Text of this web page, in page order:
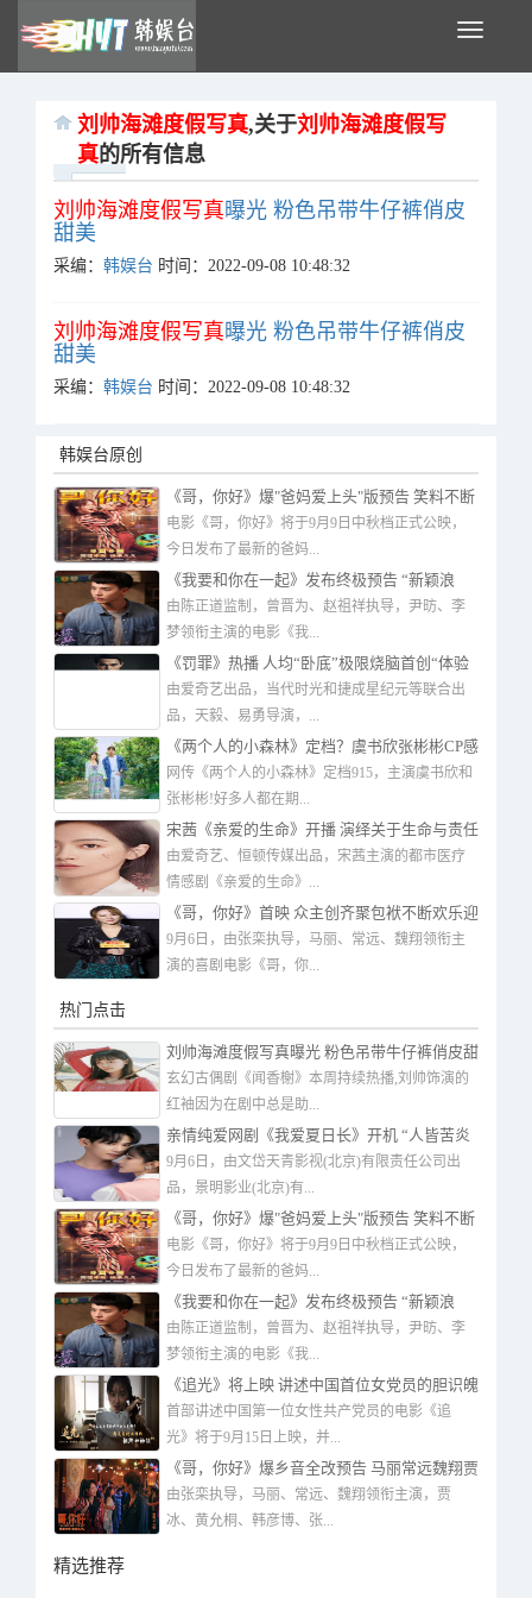
Toggle
刘帅海滩度假写真,关于刘帅海滩度假写
真的所有信息
刘帅海滩度假写真曝光 粉色吊带牛仔裤俏皮
甜美
采编： 韩娱台 时间：2022-09-08 10:48:32
刘帅海滩度假写真曝光 粉色吊带牛仔裤俏皮
甜美
采编： 韩娱台 时间：2022-09-08 10:48:32
韩娱台原创
《哥，你好》爆"爸妈爱上头"版预告 笑料不断
中秋必备快乐加倍
电影《哥，你好》将于9月9日中秋档正式公映，
今日发布了最新的爸妈...
《我要和你在一起》发布终极预告 “新颖浪
漫，爱有回音”引燃观众期待
由陈正道监制，曾晋为、赵祖祥执导，尹昉、李
梦领衔主演的电影《我...
《罚罪》热播 人均“卧底”极限烧脑首创“体验
式查案”
由爱奇艺出品，当代时光和捷成星纪元等联合出
品，天毅、易勇导演，...
《两个人的小森林》定档？虞书欣张彬彬CP感
如何？
网传《两个人的小森林》定档915，主演虞书欣和
张彬彬!好多人都在期...
宋茜《亲爱的生命》开播 演绎关于生命与责任
的“新生”故事
由爱奇艺、恒顿传媒出品，宋茜主演的都市医疗
情感剧《亲爱的生命》...
《哥，你好》首映 众主创齐聚包袱不断欢乐迎
中秋
9月6日，由张栾执导，马丽、常远、魏翔领衔主
演的喜剧电影《哥，你...
热门点击
刘帅海滩度假写真曝光 粉色吊带牛仔裤俏皮甜
美
玄幻古偶剧《闻香榭》本周持续热播,刘帅饰演的
红袖因为在剧中总是助...
亲情纯爱网剧《我爱夏日长》开机 “人皆苦炎
热我爱夏日长”
9月6日，由文岱天青影视(北京)有限责任公司出
品，景明影业(北京)有...
《哥，你好》爆"爸妈爱上头"版预告 笑料不断
中秋必备快乐加倍
电影《哥，你好》将于9月9日中秋档正式公映，
今日发布了最新的爸妈...
《我要和你在一起》发布终极预告 “新颖浪
漫，爱有回音”引燃观众期待
由陈正道监制，曾晋为、赵祖祥执导，尹昉、李
梦领衔主演的电影《我...
《追光》将上映 讲述中国首位女党员的胆识魄
力
首部讲述中国第一位女性共产党员的电影《追
光》将于9月15日上映，并...
《哥，你好》爆乡音全改预告 马丽常远魏翔贾
冰奉上喜剧盛宴
由张栾执导，马丽、常远、魏翔领衔主演，贾
冰、黄允桐、韩彦博、张...
精选推荐